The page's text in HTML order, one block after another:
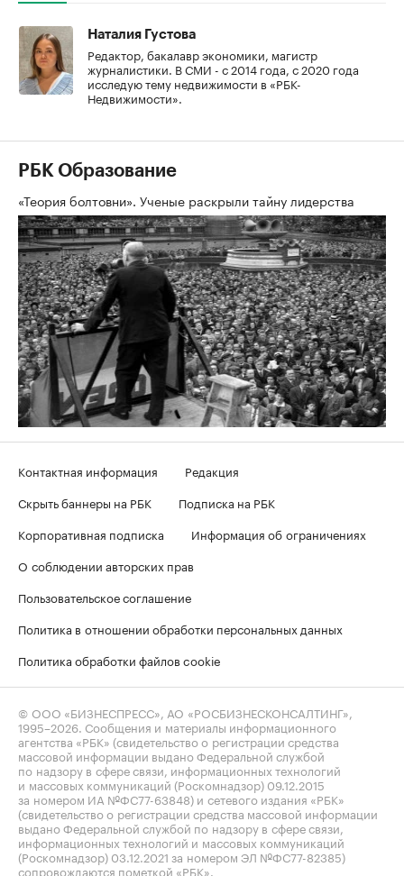
Наталия Густова
Редактор, бакалавр экономики, магистр
журналистики. В СМИ - с 2014 года, с 2020 года
исследую тему недвижимости в «РБК-
Недвижимости».
РБК Образование
«Теория болтовни». Ученые раскрыли тайну лидерства
Контактная информация
Редакция
Скрыть баннеры на РБК
Подписка на РБК
Корпоративная подписка
Информация об ограничениях
О соблюдении авторских прав
Пользовательское соглашение
Политика в отношении обработки персональных данных
Политика обработки файлов cookie
© ООО «БИЗНЕСПРЕСС», АО «РОСБИЗНЕСКОНСАЛТИНГ»,
1995–2026 . Сообщения и материалы информационного
агентства «РБК» (свидетельство о регистрации средства
массовой информации выдано Федеральной службой
по надзору в сфере связи, информационных технологий
и массовых коммуникаций (Роскомнадзор) 09.12.2015
за номером ИА №ФС77-63848) и сетевого издания «РБК»
(свидетельство о регистрации средства массовой информации
выдано Федеральной службой по надзору в сфере связи,
информационных технологий и массовых коммуникаций
(Роскомнадзор) 03.12.2021 за номером ЭЛ №ФС77-82385)
сопровождаются пометкой «РБК».